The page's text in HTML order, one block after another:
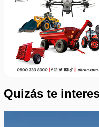
Quizás te